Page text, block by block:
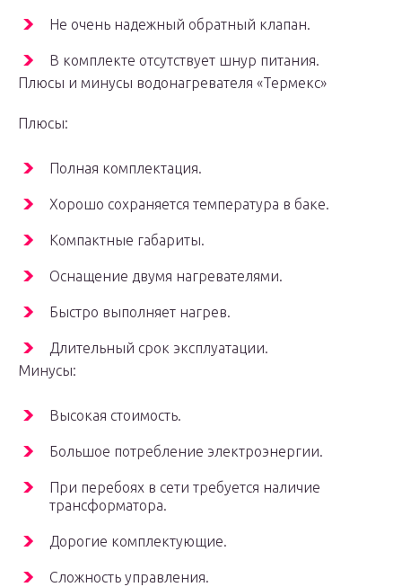
Не очень надежный обратный клапан.
В комплекте отсутствует шнур питания.
Плюсы и минусы водонагревателя «Термекс»
Плюсы:
Полная комплектация.
Хорошо сохраняется температура в баке.
Компактные габариты.
Оснащение двумя нагревателями.
Быстро выполняет нагрев.
Длительный срок эксплуатации.
Минусы:
Высокая стоимость.
Большое потребление электроэнергии.
При перебоях в сети требуется наличие
трансформатора.
Дорогие комплектующие.
Сложность управления.